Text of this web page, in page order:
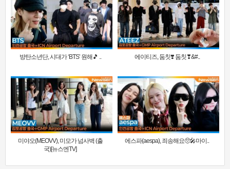
방탄소년단, 시대가 ‘BTS’ 원해🎵 .. 에이티즈, 둠칫❣️ 둠칫❣&#..
미야오(MEOVV), 미모가 넘사벽 (출
국)[뉴스엔TV]
에스파(aespa), 죄송해요🥺🎤마이..